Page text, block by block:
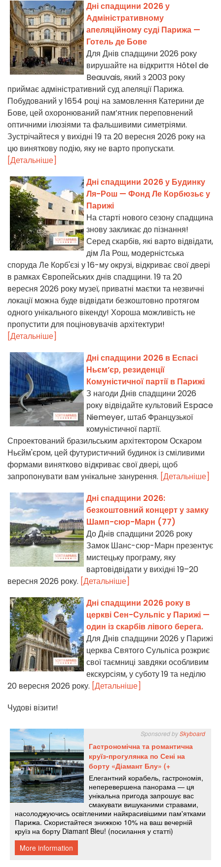
Дні спадщини 2026 у
Адміністративному
апеляційному суді Парижа —
Готель де Бове
Для Днів спадщини 2026 року
вирушайте на відкриття Hôtel de
Beauvais, який з 2003 року
приймає адміністративний суд апеляції Парижа.
Побудований у 1654 році на замовлення Катерини де
Бове, цей охоронюваний пам’ятник переповнений
оптичними ілюзіями та фальшивими симетріями.
Зустрічайтеся у вихідні 19 та 20 вересня 2026 року на
цю виняткову подію, яку не варто пропускати.
[Детальніше]
Дні спадщини 2026 у Будинку
Ля-Рош — Фонд Ле Корбюзьє у
Парижі
На старті нового сезону спадщина
знову закликає до пізнання!
Серед скарбів, які варто відвідати,
дім Ла Рош, модерністська
споруда Ле Корб'єзі у 16-му окрузі, відкриває свої двері
в рамках Європейських днів спадщини. 19 та 20
вересня 2026 року музеї, приватні маєтки та незвичні
локації можна буде відвідати безкоштовно протягом
одного унікального вікенду! Хороша можливість не
пропустити для поціновувачів архітектури!
[Детальніше]
Дні спадщини 2026 в Еспасі
Ньєм’єр, резиденції
Комуністичної партії в Парижі
З нагоди Днів спадщини 2026
року відвідайте культовий Еspace
Niemeyer, штаб Французької
комуністичної партії.
Спроектований бразильським архітектором Оскаром
Ньєйм'єром, цей футуристичний будинок із сміливими
формами винятково відкриває свої двері, щоб
запропонувати вам унікальне занурення. [Детальніше]
Дні спадщини 2026:
безкоштовний концерт у замку
Шамп-сюр-Марн (77)
До Днів спадщини 2026 року
Замок Шанс-сюр-Марн презентує
мистецьку програму, яку
вартовідвідати у вихідні 19–20
вересня 2026 року. [Детальніше]
Дні спадщини 2026 року в
церкві Сен-Сульпіс у Парижі —
один із скарбів лівого берега.
Для Днів спадщини 2026 у Парижі
церква Святого Сульпіса розкриє
свої таємниці завдяки особливим
екскурсіям, у суботу 19 та неділю
20 вересня 2026 року. [Детальніше]
Чудові візити!